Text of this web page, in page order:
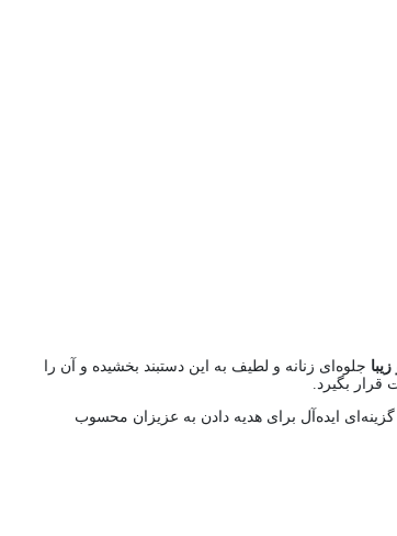
جلوه‌ای زنانه و لطیف به این دستبند بخشیده و آن را
قرار بگیرد.
گزینه‌ای ایده‌آل برای هدیه دادن به عزیزان محسوب